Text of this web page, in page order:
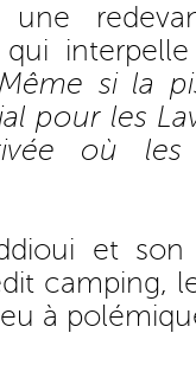
interpelle
si la
pour les
où les
et
camping,
à